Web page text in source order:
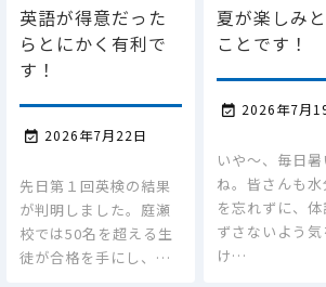
英語が得意だった
らとにかく有利で
す！
 2026年7月22日
先日第１回英検の結果
が判明しました。庭瀬
校では50名を超える生
徒が合格を手にし、…
夏が楽しみ
ことです！
 2026年7月
いや～、毎日
ね。皆さんも
を忘れずに、体
ずさないよう気
け…